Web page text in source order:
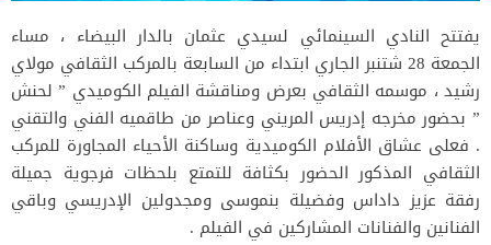
يفتتح النادي السينمائي لسيدي عثمان بالدار البيضاء ، مساء
الجمعة 28 شتنبر الجاري ابتداء من السابعة بالمركب الثقافي مولاي
رشيد ، موسمه الثقافي بعرض ومناقشة الفيلم الكوميدي ” لحنش
” بحضور مخرجه إدريس المريني وعناصر من طاقميه الفني والتقني
. فعلى عشاق الأفلام الكوميدية وساكنة الأحياء المجاورة للمركب
الثقافي المذكور الحضور بكثافة للتمتع بلحظات فرجوية جميلة
رفقة عزيز داداس وفضيلة بنموسى ومجدولين الإدريسي وباقي
الفنانين والفنانات المشاركين في الفيلم .